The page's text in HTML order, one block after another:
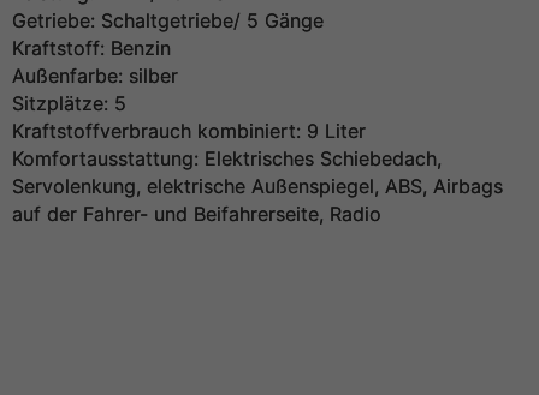
Getriebe: Schaltgetriebe/ 5 Gänge
Kraftstoff: Benzin
Außenfarbe: silber
Sitzplätze: 5
Kraftstoffverbrauch kombiniert: 9 Liter
Komfortausstattung: Elektrisches Schiebedach,
Servolenkung, elektrische Außenspiegel, ABS, Airbags
auf der Fahrer- und Beifahrerseite, Radio